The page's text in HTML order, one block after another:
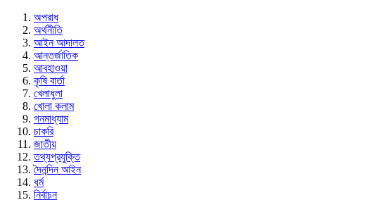
অপরাধ
অর্থনীতি
আইন আদালত
আন্তর্জাতিক
আবহাওয়া
কৃষি বার্তা
খেলাধুলা
খোলা কলাম
গনমাধ্যাম
চাকরি
জাতীয়
তথ্যপ্রযুক্তি
দৈনন্দিন আইন
ধর্ম
নির্বাচন